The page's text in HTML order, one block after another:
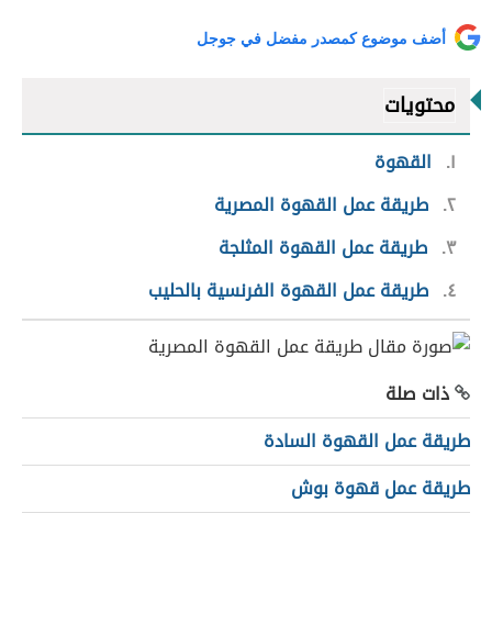
أضف موضوع كمصدر مفضل في جوجل
محتويات
١
القهوة
٢ طريقة عمل القهوة المصرية
٣ طريقة عمل القهوة المثلجة
٤ طريقة عمل القهوة الفرنسية بالحليب
ذات صلة
طريقة عمل القهوة السادة
طريقة عمل قهوة بوش